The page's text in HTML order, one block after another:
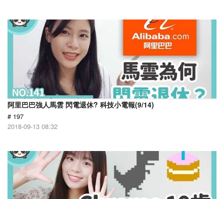
阿里巴巴強人馬雲 閃電退休? 科技小電報(9/14)
# 197
2018-09-13 08:32